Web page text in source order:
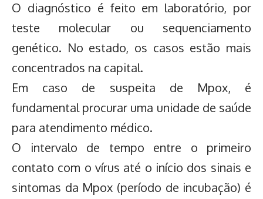
O diagnóstico é feito em laboratório, por
teste molecular ou sequenciamento
genético. No estado, os casos estão mais
concentrados na capital.
Em caso de suspeita de Mpox, é
fundamental procurar uma unidade de saúde
para atendimento médico.
O intervalo de tempo entre o primeiro
contato com o vírus até o início dos sinais e
sintomas da Mpox (período de incubação) é